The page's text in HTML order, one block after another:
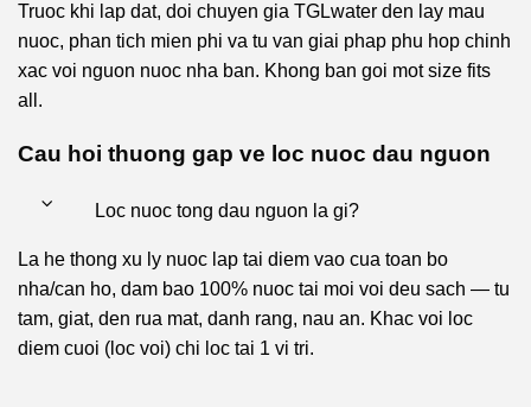
Truoc khi lap dat, doi chuyen gia TGLwater den lay mau
nuoc, phan tich mien phi va tu van giai phap phu hop chinh
xac voi nguon nuoc nha ban. Khong ban goi mot size fits
all.
Cau hoi thuong gap ve loc nuoc dau nguon
Loc nuoc tong dau nguon la gi?
La he thong xu ly nuoc lap tai diem vao cua toan bo
nha/can ho, dam bao 100% nuoc tai moi voi deu sach — tu
tam, giat, den rua mat, danh rang, nau an. Khac voi loc
diem cuoi (loc voi) chi loc tai 1 vi tri.